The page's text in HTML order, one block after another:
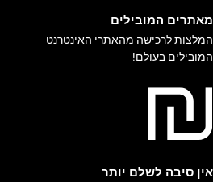
מאתרים המובילים
המלצות לרכישה מהאתרי האינטרנט
המובילים בעולם!
אין סיבה לשלם יותר